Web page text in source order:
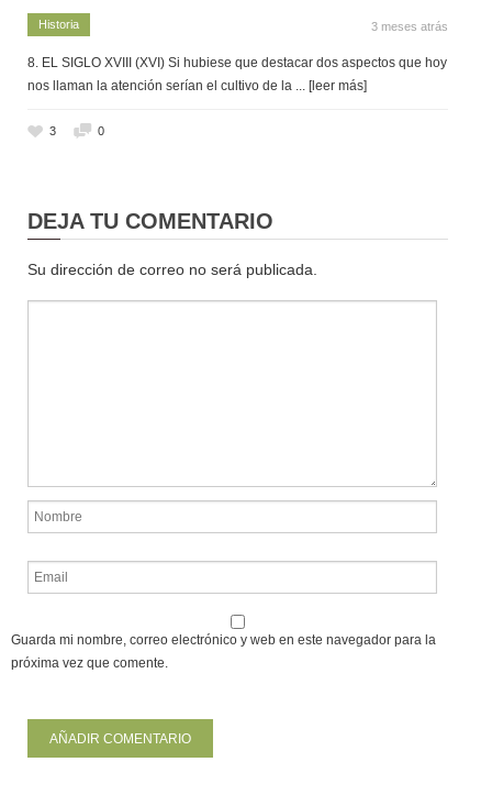
Historia 3 meses atrás
8. EL SIGLO XVIII (XVI) Si hubiese que destacar dos aspectos que hoy
nos llaman la atención serían el cultivo de la
... [leer más]
3 0
DEJA TU COMENTARIO
Su dirección de correo no será publicada.
Guarda mi nombre, correo electrónico y web en este navegador para la
próxima vez que comente.